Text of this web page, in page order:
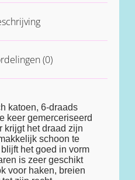
(0)
katoen, 6-draads
keer gemerceriseerd
krijgt het draad zijn
schoon te
het goed in vorm
is zeer geschikt
voor haken, breien